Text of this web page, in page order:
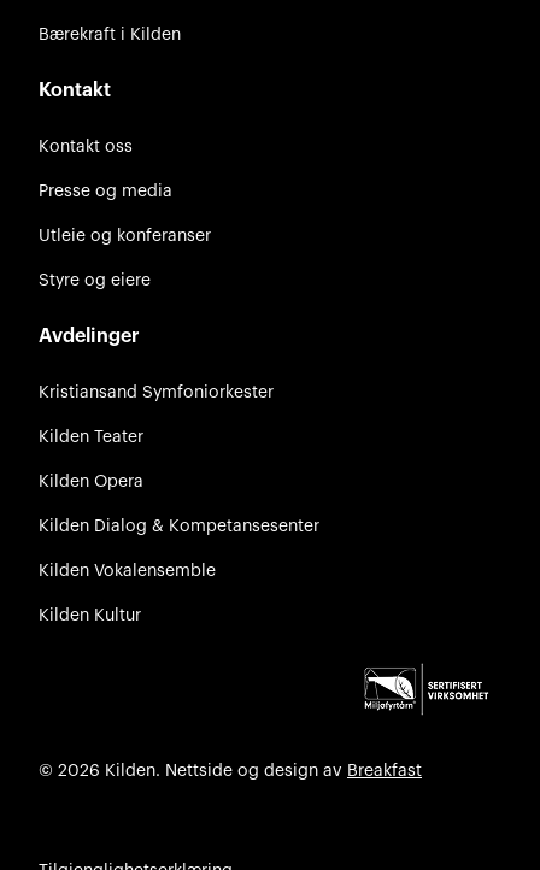
Bærekraft i Kilden
Kontakt
Kontakt oss
Presse og media
Utleie og konferanser
Styre og eiere
Avdelinger
Kristiansand Symfoniorkester
Kilden Teater
Kilden Opera
Kilden Dialog & Kompetansesenter
Kilden Vokalensemble
Kilden Kultur
© 2026 Kilden. Nettside og design av Breakfast